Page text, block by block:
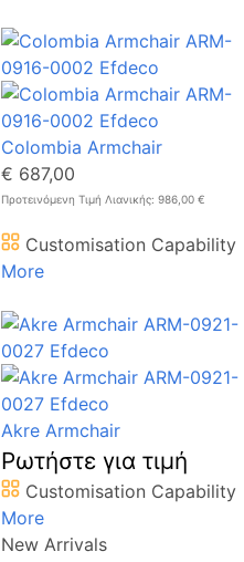
Colombia Armchair
€ 687,00
Προτεινόμενη Τιμή Λιανικής: 986,00 €
Customisation Capability
More
Akre Armchair
Ρωτήστε για τιμή
Customisation Capability
More
New Arrivals